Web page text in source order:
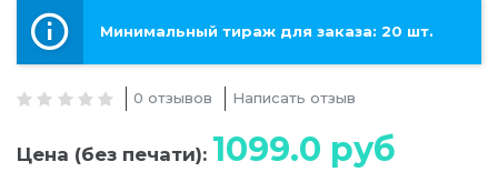
Минимальный тираж для заказа: 20 шт.
0 отзывов Написать отзыв
Цена (без печати): 1099.0 руб